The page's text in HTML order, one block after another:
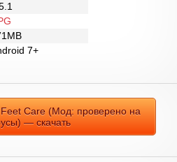
7+
Care (Мод: проверено на
— скачать